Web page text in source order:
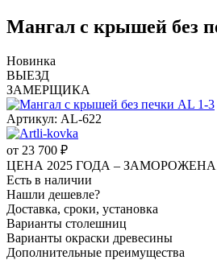
Мангал с крышей без
Новинка
ВЫЕЗД
ЗАМЕРЩИКА
Артикул: AL-622
от 23 700 ₽
ЦЕНА 2025 ГОДА –
Есть в наличии
Нашли дешевле?
Доставка, сроки, установка
Варианты столешниц
Варианты окраски древесины
Дополнительные преимущества